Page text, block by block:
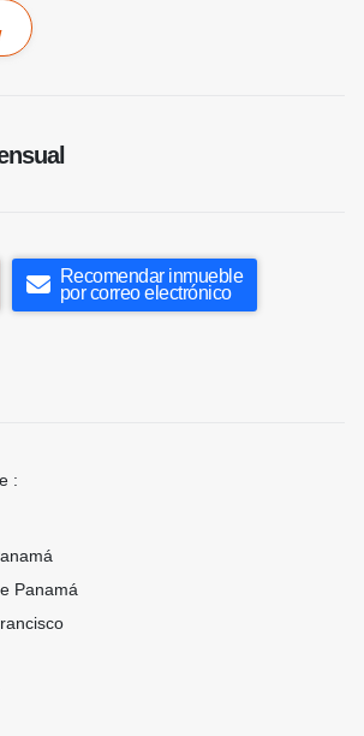
Recomendar inmueble
por correo electrónico
:
Panamá